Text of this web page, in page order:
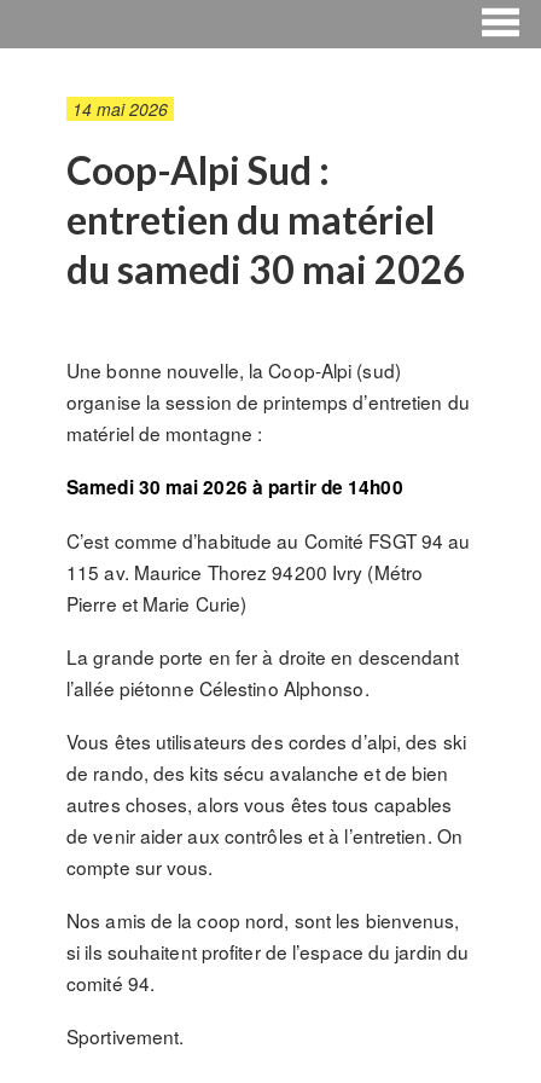
14 mai 2026
Coop-Alpi Sud :
entretien du matériel
du samedi 30 mai 2026
Une bonne nouvelle, la Coop-Alpi (sud)
organise la session de printemps d’entretien du
matériel de montagne :
Samedi 30 mai 2026 à partir de 14h00
C’est comme d’habitude au Comité FSGT 94 au
115 av. Maurice Thorez 94200 Ivry (Métro
Pierre et Marie Curie)
La grande porte en fer à droite en descendant
l’allée piétonne Célestino Alphonso.
Vous êtes utilisateurs des cordes d’alpi, des ski
de rando, des kits sécu avalanche et de bien
autres choses, alors vous êtes tous capables
de venir aider aux contrôles et à l’entretien. On
compte sur vous.
Nos amis de la coop nord, sont les bienvenus,
si ils souhaitent profiter de l’espace du jardin du
comité 94.
Sportivement.